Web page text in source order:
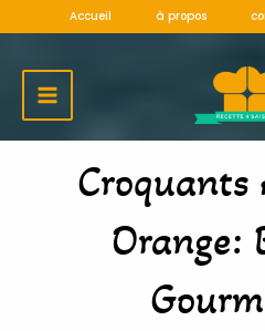
contenu
Accueil à propos
MENU
Croquants
Orange: